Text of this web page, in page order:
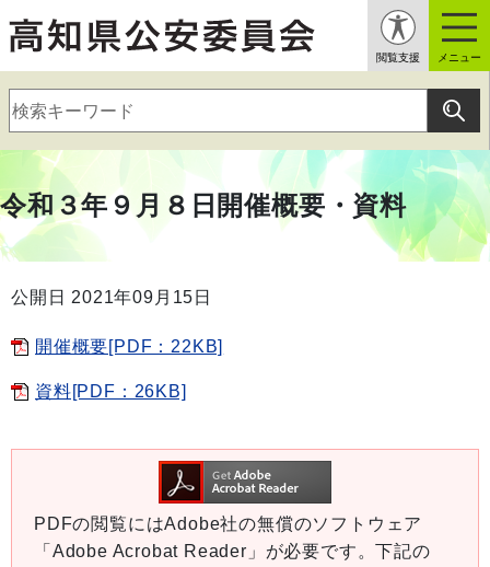
閲覧支援 メニュー
令和３年９月８日開催概要・資料
公開日 2021年09月15日
開催概要[PDF：22KB]
資料[PDF：26KB]
PDFの閲覧にはAdobe社の無償のソフトウェア
「Adobe Acrobat Reader」が必要です。下記の